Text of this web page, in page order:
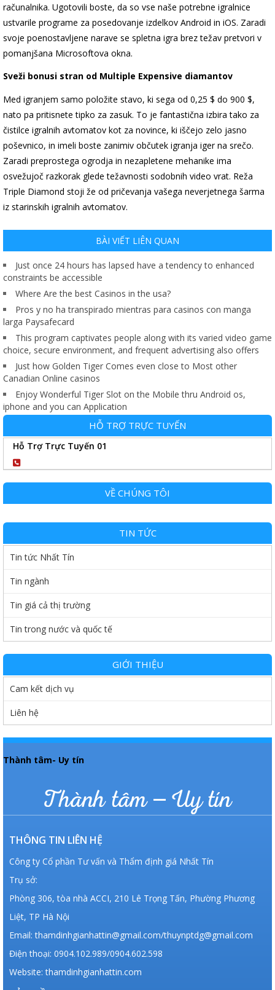
računalnika. Ugotovili boste, da so vse naše potrebne igralnice
ustvarile programe za posedovanje izdelkov Android in iOS. Zaradi
svoje poenostavljene narave se spletna igra brez težav pretvori v
pomanjšana Microsoftova okna.
Sveži bonusi stran od Multiple Expensive diamantov
Med igranjem samo položite stavo, ki sega od 0,25 $ do 900 $,
nato pa pritisnete tipko za zasuk. To je fantastična izbira tako za
čistilce igralnih avtomatov kot za novince, ki iščejo zelo jasno
poševnico, in imeli boste zanimiv občutek igranja iger na srečo.
Zaradi preprostega ogrodja in nezapletene mehanike ima
osvežujoč razkorak glede težavnosti sodobnih video vrat. Reža
Triple Diamond stoji že od pričevanja vašega neverjetnega šarma
iz starinskih igralnih avtomatov.
BÀI VIẾT LIÊN QUAN
Just once 24 hours has lapsed have a tendency to enhanced
constraints be accessible
Where Are the best Casinos in the usa?
Pros y no ha transpirado mientras para casinos con manga
larga Paysafecard
This program captivates people along with its varied video game
choice, secure environment, and frequent advertising also offers
Just how Golden Tiger Comes even close to Most other
Canadian Online casinos
Enjoy Wonderful Tiger Slot on the Mobile thru Android os,
iphone and you can Application
HỖ TRỢ TRỰC TUYẾN
Hỗ Trợ Trực Tuyến 01
VỀ CHÚNG TÔI
TIN TỨC
Tin tức Nhất Tín
Tin ngành
Tin giá cả thị trường
Tin trong nước và quốc tế
GIỚI THIỆU
Cam kết dịch vụ
Liên hệ
Thành tâm- Uy tín
Thành tâm – Uy tín
THÔNG TIN LIÊN HỆ
Công ty Cổ phần Tư vấn và Thẩm định giá Nhất Tín
Trụ sở:
Phòng 306, tòa nhà ACCI, 210 Lê Trọng Tấn, Phường Phương
Liệt, TP Hà Nội
Email: thamdinhgianhattin@gmail.com/thuynptdg@gmail.com
Điện thoại: 0904.102.989/0904.602.598
Website: thamdinhgianhattin.com